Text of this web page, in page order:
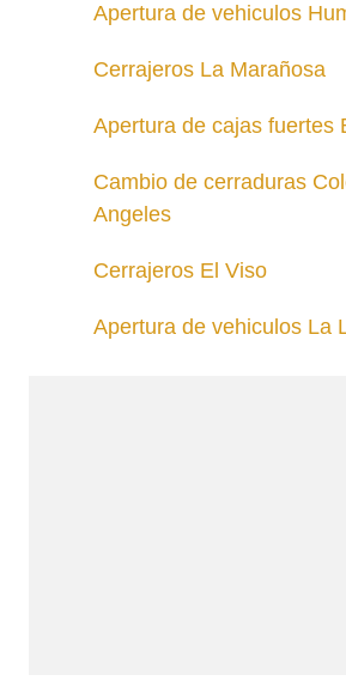
Apertura de vehiculos
Cerrajeros La Marañosa
Apertura de cajas fuertes
Cambio de cerraduras
Angeles
Cerrajeros El Viso
Apertura de vehiculos La